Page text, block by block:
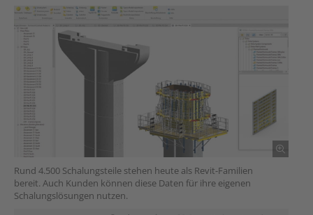
Rund 4.500 Schalungsteile stehen heute als Revit-Familien
bereit. Auch Kunden können diese Daten für ihre eigenen
Schalungslösungen nutzen.